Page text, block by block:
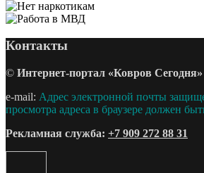
Контакты
© Интернет-портал «Ковров Сегодня»
e-mail: Адрес электронной почты
просмотра адреса в браузере должен
Рекламная служба: +7 909 272 88 31